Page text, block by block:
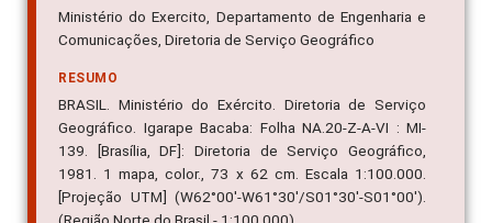
Ministério do Exercito, Departamento de Engenharia e
Comunicações, Diretoria de Serviço Geográfico
RESUMO
BRASIL. Ministério do Exército. Diretoria de Serviço
Geográfico. Igarape Bacaba: Folha NA.20-Z-A-VI : MI-
139. [Brasília, DF]: Diretoria de Serviço Geográfico,
1981. 1 mapa, color., 73 x 62 cm. Escala 1:100.000.
[Projeção UTM] (W62°00'-W61°30'/S01°30'-S01°00').